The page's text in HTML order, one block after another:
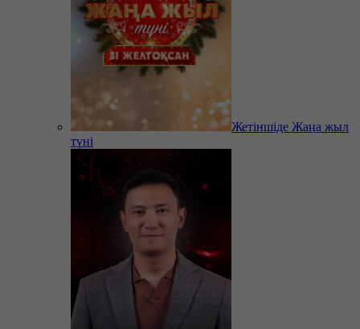
Жетіншіде Жаңа жыл
түні